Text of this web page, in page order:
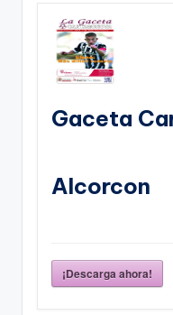
Gaceta
Alcorcon
¡Descarga ahora!